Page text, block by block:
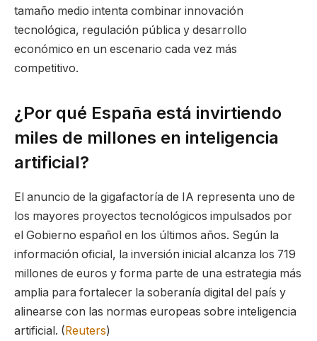
tamaño medio intenta combinar innovación
tecnológica, regulación pública y desarrollo
económico en un escenario cada vez más
competitivo.
¿Por qué España está invirtiendo
miles de millones en inteligencia
artificial?
El anuncio de la gigafactoría de IA representa uno de
los mayores proyectos tecnológicos impulsados por
el Gobierno español en los últimos años. Según la
información oficial, la inversión inicial alcanza los 719
millones de euros y forma parte de una estrategia más
amplia para fortalecer la soberanía digital del país y
alinearse con las normas europeas sobre inteligencia
artificial. ( Reuters)